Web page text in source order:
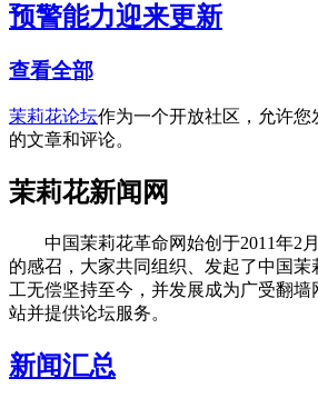
预警能力迎来更新
查看全部
茉莉花论坛作为一个开放社区，允许您
的文章和评论。
茉莉花新闻网
中国茉莉花革命网始创于2011年2月
的感召，大家共同组织、发起了中国茉
工无偿坚持至今，并发展成为广受翻墙
站并提供论坛服务。
新闻汇总